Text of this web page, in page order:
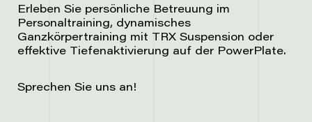
Erleben Sie persönliche Betreuung im
Personaltraining, dynamisches
Ganzkörpertraining mit TRX Suspension oder
effektive Tiefenaktivierung auf der PowerPlate.
Sprechen Sie uns an!